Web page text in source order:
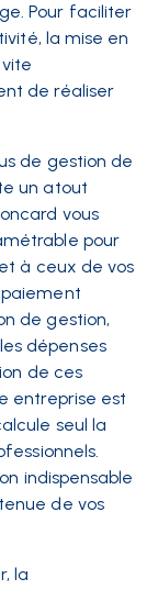
Pour faciliter
la mise en
de réaliser
de gestion de
un atout
vous
pour
à ceux de vos
de gestion,
dépenses
de ces
entreprise est
seul la
indispensable
de vos
la